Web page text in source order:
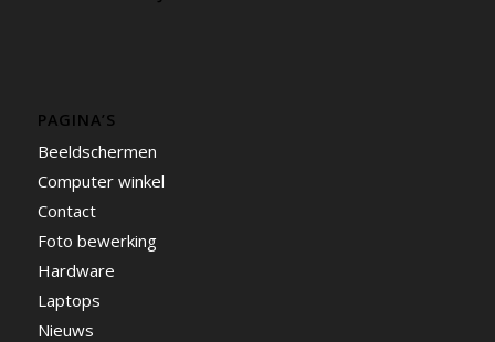
PAGINA’S
Beeldschermen
Computer winkel
Contact
Foto bewerking
Hardware
Laptops
Nieuws